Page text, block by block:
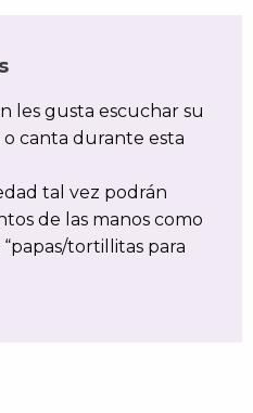
les gusta escuchar su
canta durante esta
tal vez podrán
de las manos como
tortillitas para